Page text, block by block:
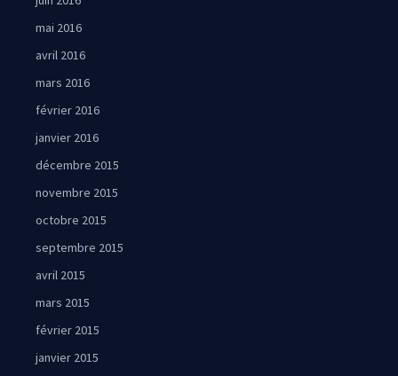
mai 2016
avril 2016
mars 2016
février 2016
janvier 2016
décembre 2015
novembre 2015
octobre 2015
septembre 2015
avril 2015
mars 2015
février 2015
janvier 2015